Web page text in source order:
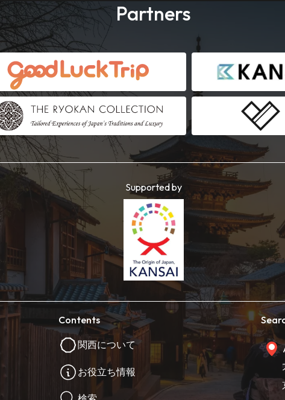
Partners
Supported by
Contents
関西について
お役立ち情報